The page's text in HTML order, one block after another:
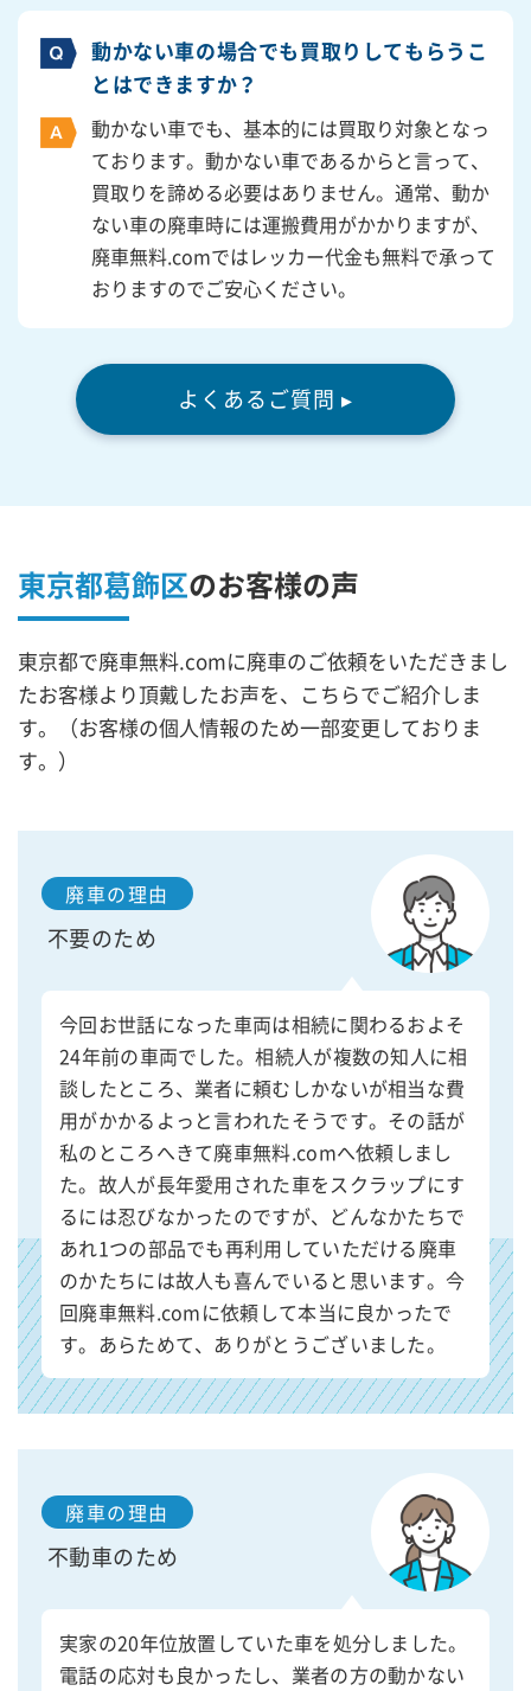
動かない車の場合でも買取りしてもらうこ
とはできますか？
動かない車でも、基本的には買取り対象となっ
ております。動かない車であるからと言って、
買取りを諦める必要はありません。通常、動か
ない車の廃車時には運搬費用がかかりますが、
廃車無料.comではレッカー代金も無料で承って
おりますのでご安心ください。
よくあるご質問 ▸
東京都葛飾区のお客様の声
東京都で廃車無料.comに廃車のご依頼をいただきまし
たお客様より頂戴したお声を、こちらでご紹介しま
す。（お客様の個人情報のため一部変更しておりま
す。）
廃車の理由
不要のため
今回お世話になった車両は相続に関わるおよそ
24年前の車両でした。相続人が複数の知人に相
談したところ、業者に頼むしかないが相当な費
用がかかるよっと言われたそうです。その話が
私のところへきて廃車無料.comへ依頼しまし
た。故人が長年愛用された車をスクラップにす
るには忍びなかったのですが、どんなかたちで
あれ1つの部品でも再利用していただける廃車
のかたちには故人も喜んでいると思います。今
回廃車無料.comに依頼して本当に良かったで
す。あらためて、ありがとうございました。
廃車の理由
不動車のため
実家の20年位放置していた車を処分しました。
電話の応対も良かったし、業者の方の動かない